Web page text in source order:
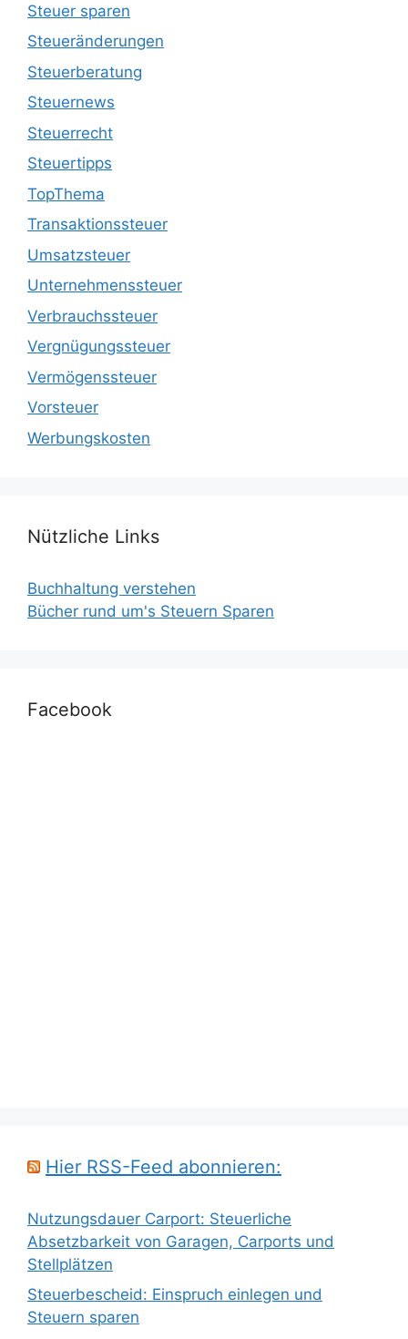
Steuer sparen
Steueränderungen
Steuerberatung
Steuernews
Steuerrecht
Steuertipps
TopThema
Transaktionssteuer
Umsatzsteuer
Unternehmenssteuer
Verbrauchssteuer
Vergnügungssteuer
Vermögenssteuer
Vorsteuer
Werbungskosten
Nützliche Links
Buchhaltung verstehen
Bücher rund um's Steuern Sparen
Facebook
Hier RSS-Feed abonnieren:
Nutzungsdauer Carport: Steuerliche
Absetzbarkeit von Garagen, Carports und
Stellplätzen
Steuerbescheid: Einspruch einlegen und
Steuern sparen